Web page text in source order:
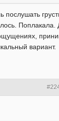
Поплакала.
вариант.